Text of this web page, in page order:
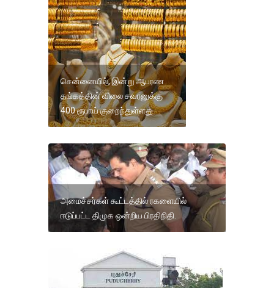
சென்னையில், இன்று ஆபரண
தங்கத்தின் விலை சவரனுக்கு
400 ரூபாய் குறைந்துள்ளது
அமைச்சர்கள் கூட்டத்தில் ரகளையில்
ஈடுப்பட்ட திமுக ஒன்றிய பிரதிநிதி.